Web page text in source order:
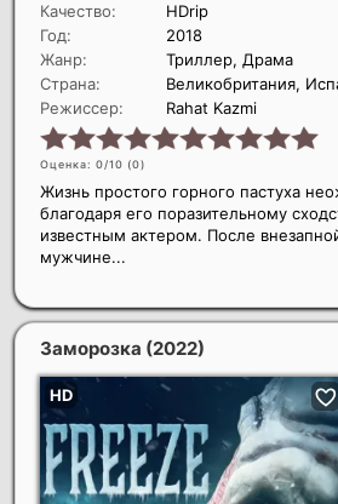
Качество:
HDrip
Год:
2018
Жанр:
Триллер, Драма
Страна:
Режиссер:
Rahat Kazmi
Оценка: 0/10 (0)
Жизнь простого горного пастуха
благодаря его поразительному
известным актером. После
мужчине...
Заморозка (2022)